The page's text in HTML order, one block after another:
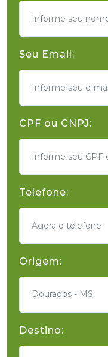
Seu Email:
CPF ou CNPJ:
Telefone:
Origem:
Dourados - MS
Destino: